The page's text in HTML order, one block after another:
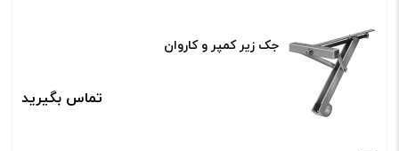
جک زیر کمپر و کاروان
تماس بگیرید